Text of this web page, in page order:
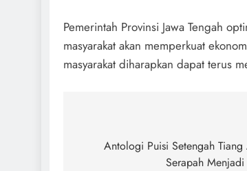
Pemerintah Provinsi Jawa Tengah
masyarakat akan memperkuat
masyarakat diharapkan dapat terus
navigation
Antologi Puisi Setengah
Serapah